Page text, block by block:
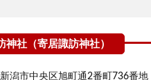
潟市中央区旭町通2番町736番地